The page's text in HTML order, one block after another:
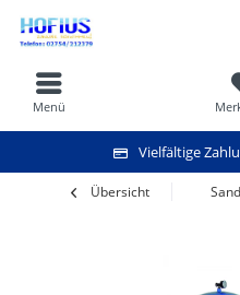
Vielfältige
Menü
Übersicht